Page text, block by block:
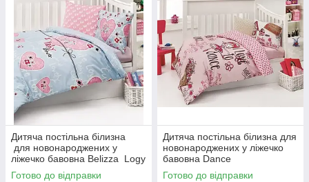
Дитяча постільна білизна
для новонароджених у
ліжечко бавовна Belizza Logy
Готово до відправки
Дитяча постільна білизна для
новонароджених у ліжечко
бавовна Dance
Готово до відправки